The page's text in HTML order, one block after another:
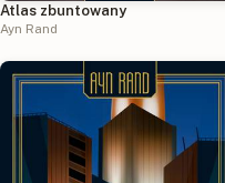
Atlas zbuntowany
Ayn Rand